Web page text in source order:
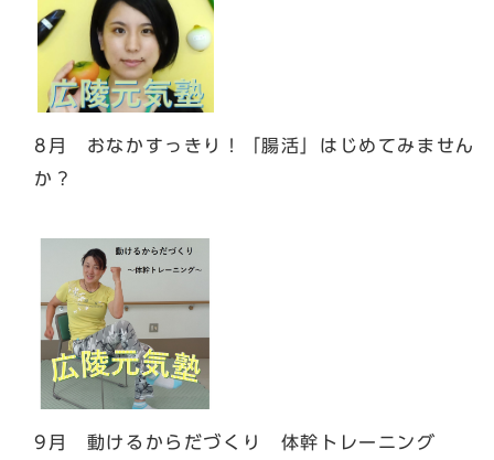
8月 おなかすっきり！「腸活」はじめてみません
か？
9月 動けるからだづくり 体幹トレーニング